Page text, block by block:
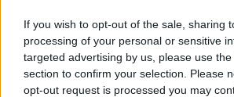
If you wish to opt-out of the sale, sharing
processing of your personal or sensitive
targeted advertising by us, please use
section to confirm your selection. Please
opt-out request is processed you may
náborový bonus 100.000 Kč • ubytování
... další nabídky zaměstnání
Vybrané